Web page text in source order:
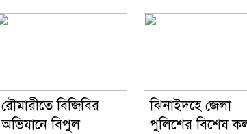
রৌমারীতে বিজিবির
অভিযানে বিপুল
ঝিনাইদহে জেলা
পুলিশের বিশেষ